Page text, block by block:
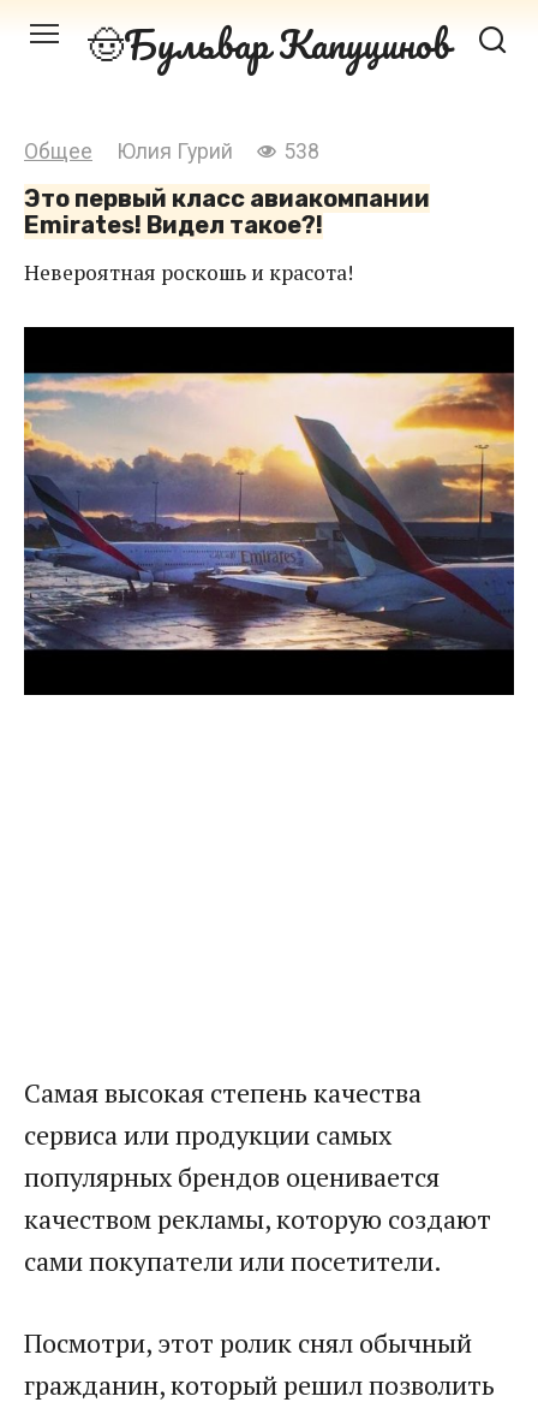
Перейти Бульвар Капуцинов
Общее Юлия Гурий 538
Это первый класс авиакомпании
Emirates! Видел такое?!
Невероятная роскошь и красота!
Самая высокая степень качества
сервиса или продукции самых
популярных брендов оценивается
качеством рекламы, которую создают
сами покупатели или посетители.
Посмотри, этот ролик снял обычный
гражданин, который решил позволить